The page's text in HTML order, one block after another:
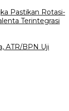
Pastikan Rotasi-
Terintegrasi
ATR/BPN Uji